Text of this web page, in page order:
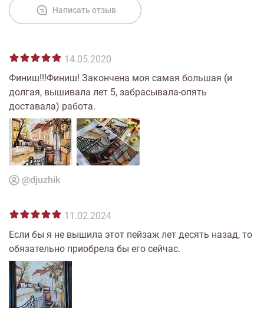
Написать отзыв
14.05.2020
Финиш!!!Финиш! Закончена моя самая большая (и
долгая, вышивала лет 5, забрасывала-опять
доставала) работа.
@djuzhik
11.02.2024
Если бы я не вышила этот пейзаж лет десять назад, то
обязательно приобрела бы его сейчас.